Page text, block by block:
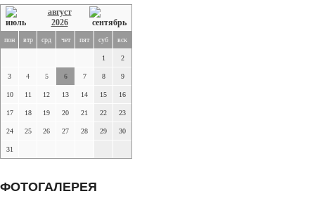
август
2026
пон втр срд чет пят суб вск
1 2
3 4 5 6 7 8 9
10 11 12 13 14 15 16
17 18 19 20 21 22 23
24 25 26 27 28 29 30
31
ФОТОГАЛЕРЕЯ